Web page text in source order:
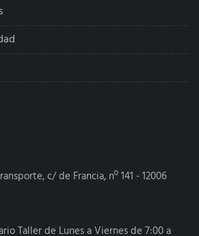
c/ de Francia, nº 141 - 12006
Taller de Lunes a Viernes de 7:00 a